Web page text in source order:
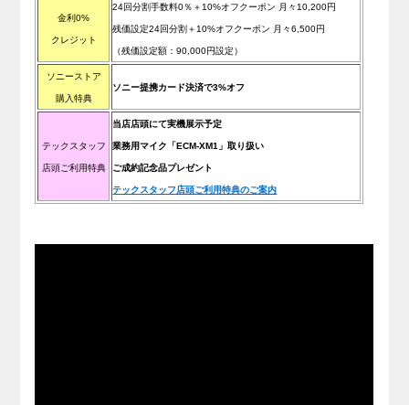
金利0%
クレジット
24回分割手数料0％＋10%オフクーポン 月々10,200円
残価設定24回分割＋10%オフクーポン 月々6,500円
（残価設定額：90,000円設定）
ソニーストア
購入特典
ソニー提携カード決済で3%オフ
テックスタッフ
店頭ご利用特典
当店店頭にて実機展示予定
業務用マイク「ECM-XM1」取り扱い
ご成約記念品プレゼント
テックスタッフ店頭ご利用特典のご案内